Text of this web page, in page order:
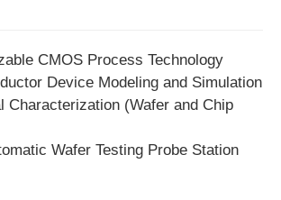
CMOS Process Technology
Device Modeling and Simulation
Characterization (Wafer and Chip
Wafer Testing Probe Station